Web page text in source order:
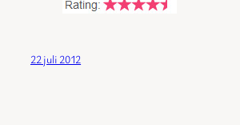
22 juli 2012